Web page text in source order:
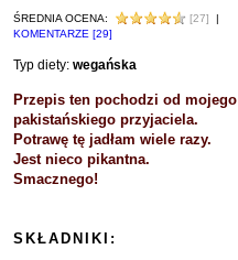
ŚREDNIA OCENA: [27]
|
KOMENTARZE [29]
Typ diety: wegańska
Przepis ten pochodzi od mojego
pakistańskiego przyjaciela.
Potrawę tę jadłam wiele razy.
Jest nieco pikantna.
Smacznego!
SKŁADNIKI: